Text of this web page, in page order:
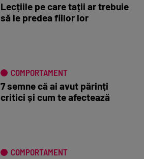
Lecțiile pe care tații ar trebuie
să le predea fiilor lor
COMPORTAMENT
7 semne că ai avut părinți
critici și cum te afectează
COMPORTAMENT